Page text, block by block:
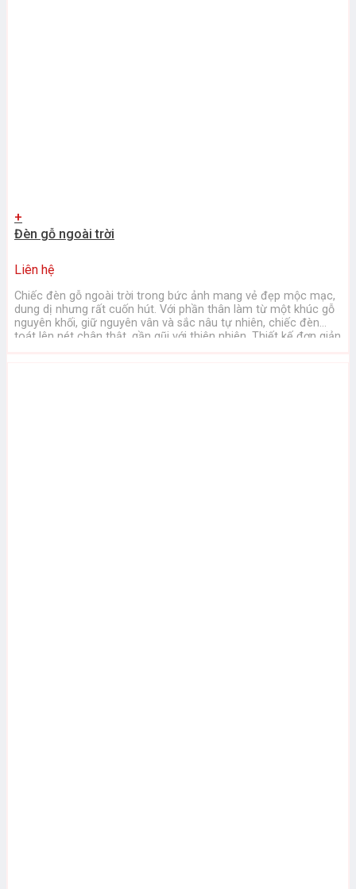
+
Đèn gỗ ngoài trời
Liên hệ
Chiếc đèn gỗ ngoài trời trong bức ảnh mang vẻ đẹp mộc mạc,
dung dị nhưng rất cuốn hút. Với phần thân làm từ một khúc gỗ
nguyên khối, giữ nguyên vân và sắc nâu tự nhiên, chiếc đèn
toát lên nét chân thật, gần gũi với thiên nhiên. Thiết kế đơn giản